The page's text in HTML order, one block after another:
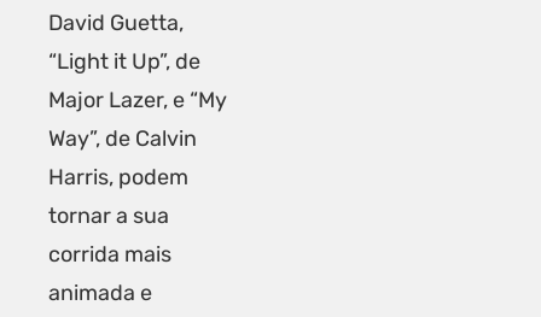
David Guetta,
“Light it Up”, de
Major Lazer, e “My
Way”, de Calvin
Harris, podem
tornar a sua
corrida mais
animada e